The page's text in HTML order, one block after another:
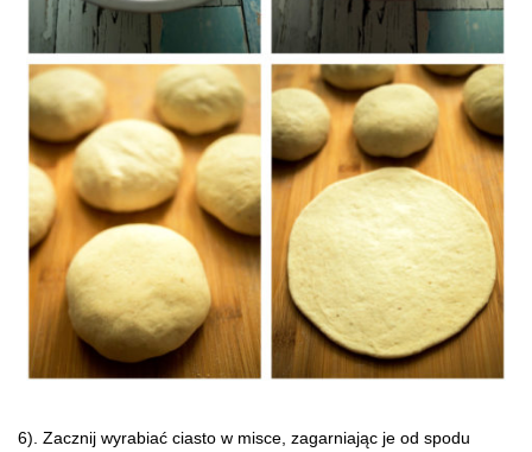
6). Zacznij wyrabiać ciasto w misce, zagarniając je od spodu